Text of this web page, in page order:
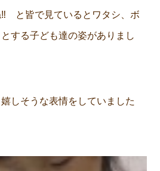
と皆で見ているとワタシ、ボ
する子ども達の姿がありまし
しそうな表情をしていました